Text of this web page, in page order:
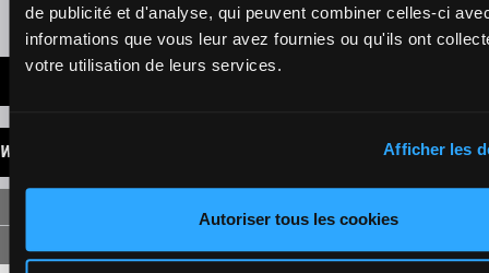
de publicité et d'analyse, qui peuvent combiner celles-ci
informations que vous leur avez fournies ou qu'ils ont
votre utilisation de leurs services.
Afficher les
Autoriser tous les cookies
Presence of favorite horses
WINNINGS